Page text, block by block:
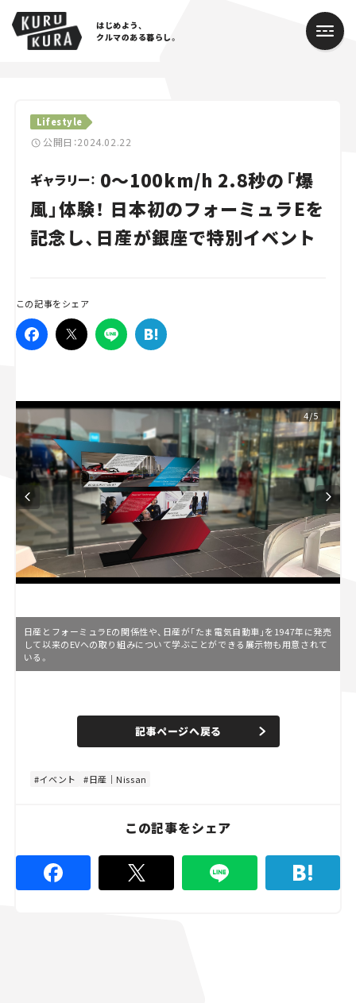
はじめよう、
クルマのある暮らし。
Lifestyle
公開日：2024.02.22
ギャラリー： 0～100km/h 2.8秒の「爆
風」体験！ 日本初のフォーミュラEを
記念し、日産が銀座で特別イベント
この記事をシェア
4/5
日産とフォーミュラEの関係性や、日産が「たま電気自動車」を1947年に発売
して以来のEVへの取り組みについて学ぶことができる展示物も用意されて
いる。
n
e
d
%
記事ページへ戻る
イベント 日産｜Nissan
この記事をシェア
Cars
Lifestyle
Traffic
Special
Campaign
人気のハッシュタグ